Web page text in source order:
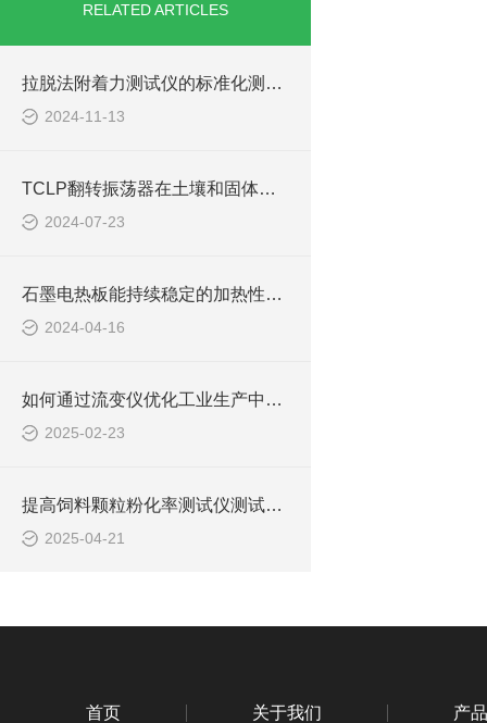
RELATED ARTICLES
拉脱法附着力测试仪的标准化测试流程与结果分析
2024-11-13
TCLP翻转振荡器在土壤和固体废物测试中的作用
2024-07-23
石墨电热板能持续稳定的加热性能保障
2024-04-16
如何通过流变仪优化工业生产中的材料性能？
2025-02-23
提高饲料颗粒粉化率测试仪测试精度的技术方法
2025-04-21
首页 关于我们 产